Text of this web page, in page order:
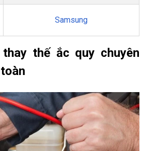
Samsung
thế ắc quy chuyên